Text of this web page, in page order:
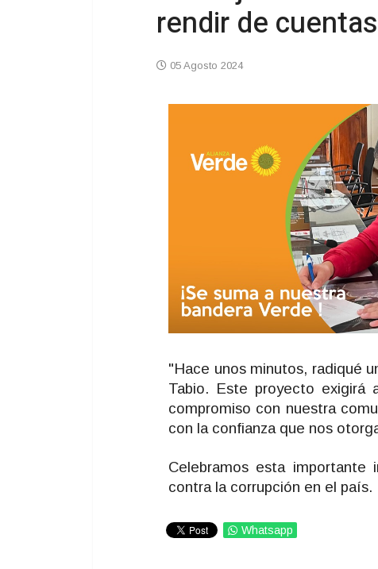
rendir de
05 Agosto 2024
"Hace unos minutos, radiqué
Tabio. Este proyecto exigirá
compromiso con nuestra
con la confianza que nos
Celebramos esta importante
contra la corrupción en el país.
Whatsapp